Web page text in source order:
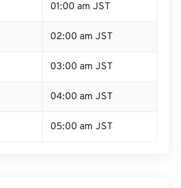
01:00 am JST
02:00 am JST
03:00 am JST
04:00 am JST
05:00 am JST